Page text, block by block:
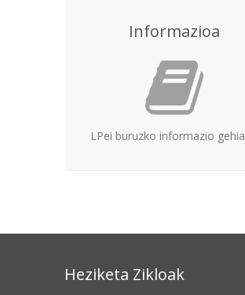
Informazioa
LPei buruzko informazio
Heziketa Zikloak